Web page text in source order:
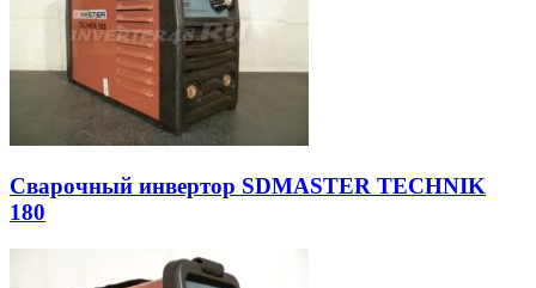
Сварочный инвертор SDMASTER TECHNIK
180